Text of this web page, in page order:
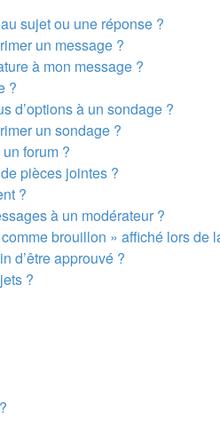
sujet ou une réponse ?
un message ?
à mon message ?
?
d’options à un sondage ?
un sondage ?
forum ?
pièces jointes ?
?
à un modérateur ?
brouillon » affiché lors de
d’être approuvé ?
?